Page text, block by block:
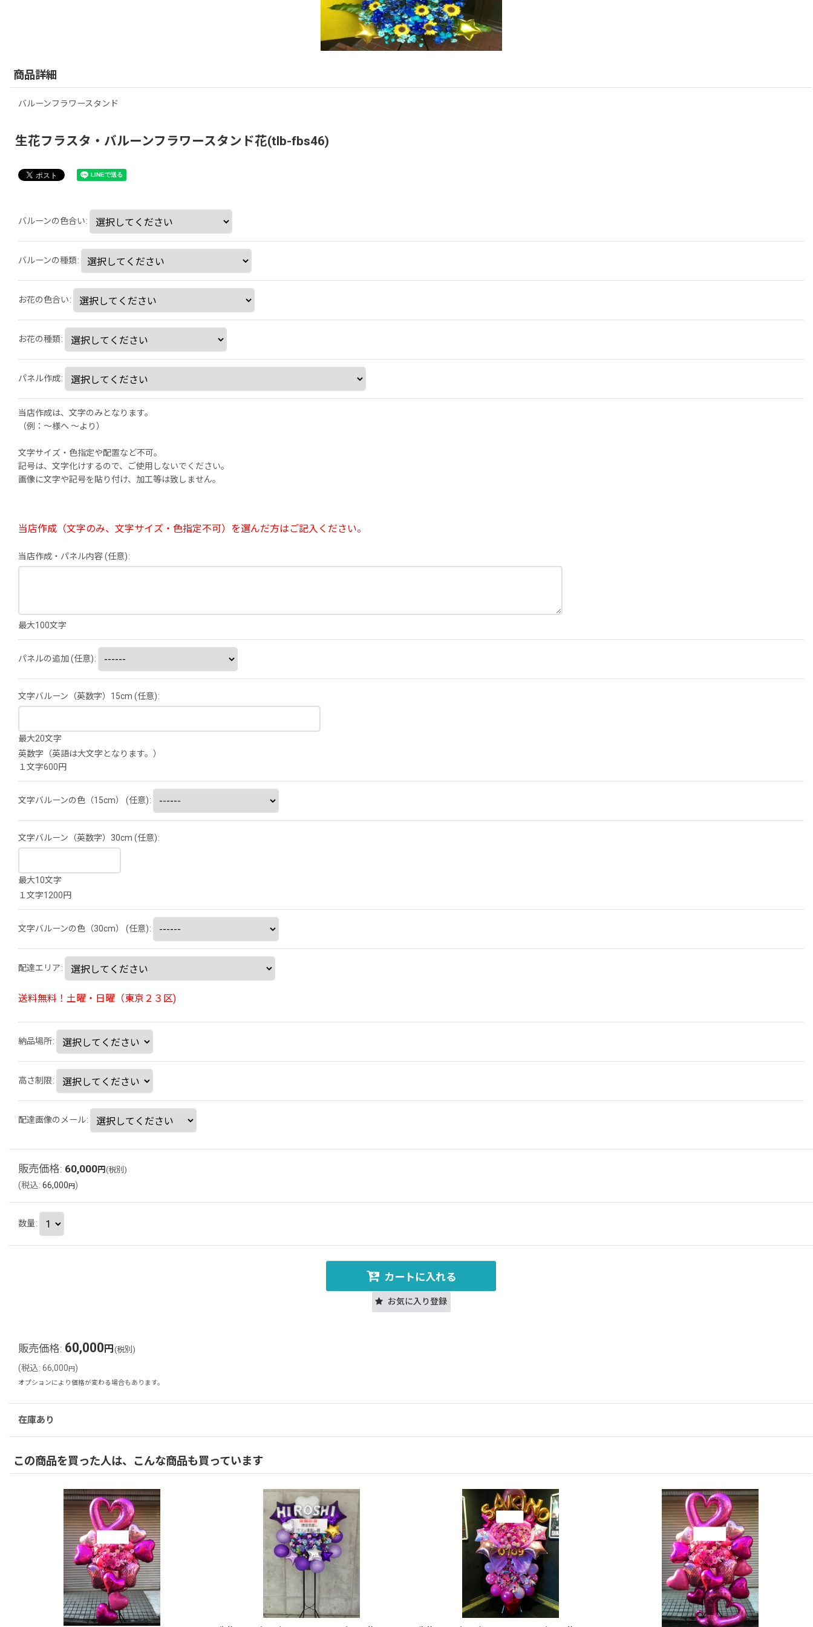
商品詳細
バルーンフラワースタンド
生花フラスタ・バルーンフラワースタンド花(tlb-fbs46)
バルーンの色合い:
バルーンの種類:
お花の色合い:
お花の種類:
パネル作成:
当店作成は、文字のみとなります。
（例：～様へ 〜より）
文字サイズ・色指定や配置など不可。
記号は、文字化けするので、ご使用しないでください。
画像に文字や記号を貼り付け、加工等は致しません。
当店作成（文字のみ、文字サイズ・色指定不可）を選んだ方はご記入ください。
当店作成・パネル内容(任意):
最大100文字
パネルの追加(任意):
文字バルーン（英数字）15cm (任意):
最大20文字
英数字（英語は大文字となります。）
１文字600円
文字バルーンの色（15cm） (任意):
文字バルーン（英数字）30cm (任意):
最大10文字
１文字1200円
文字バルーンの色（30cm） (任意):
配達エリア:
送料無料！土曜・日曜（東京２３区)
納品場所:
高さ制限:
配達画像のメール:
販売価格: 60,000円 (税別)
(税込: 66,000 円 )
数量:
カートに入れる
お気に入り登録
販売価格: 60,000 円 (税別)
(税込: 66,000 円 )
オプションにより価格が変わる場合もあります。
在庫あり
この商品を買った人は、こんな商品も買っています